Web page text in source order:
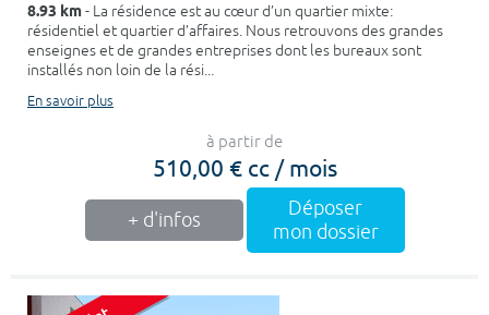
8.93 km- La résidence est au cœur d’un quartier mixte:
résidentiel et quartier d’affaires. Nous retrouvons des grandes
enseignes et de grandes entreprises dont les bureaux sont
installés non loin de la rési...
En savoir plus
à partir de
510,00 € cc / mois
+ d'infos
Déposer
mon dossier